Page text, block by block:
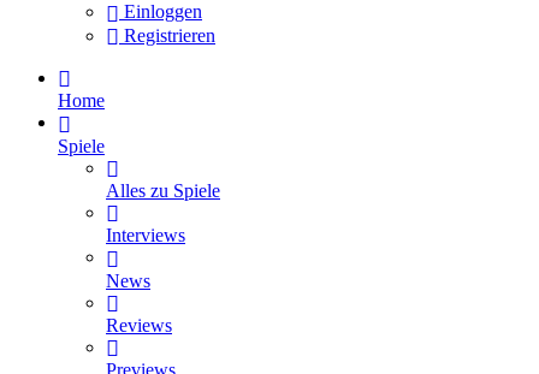
Einloggen
Registrieren
Home
Spiele
Alles zu Spiele
Interviews
News
Reviews